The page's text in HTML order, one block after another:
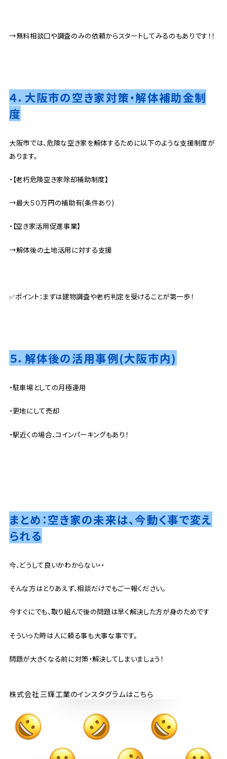
→無料相談口や調査のみの依頼からスタートしてみるのもありです！！
４．大阪市の空き家対策・解体補助金制
度
大阪市では、危険な空き家を解体するために以下のような支援制度が
あります。
・【老朽危険空き家除却補助制度】
→最大５０万円の補助有(条件あり)
・【空き家活用促進事業】
→解体後の土地活用に対する支援
✅ポイント：まずは建物調査や老朽判定を受けることが第一歩！
５．解体後の活用事例(大阪市内)
・駐車場としての月極運用
・更地にして売却
・駅近くの場合、コインパーキングもあり！
まとめ：空き家の未来は、今動く事で変え
られる
今、どうして良いかわからない・・
そんな方はとりあえず、相談だけでもご一報ください。
今すぐにでも、取り組んで後の問題は早く解決した方が身のためです
そういった時は人に頼る事も大事な事です。
問題が大きくなる前に対策・解決してしまいましょう！
株式会社三輝工業のインスタグラムはこちら